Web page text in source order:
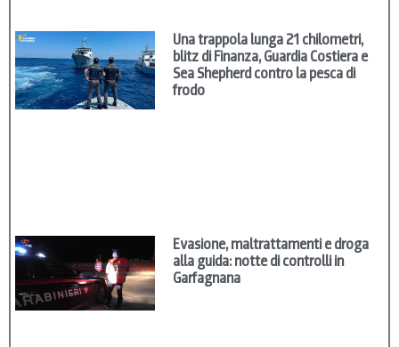
Una trappola lunga 21 chilometri,
blitz di Finanza, Guardia Costiera e
Sea Shepherd contro la pesca di
frodo
Evasione, maltrattamenti e droga
alla guida: notte di controlli in
Garfagnana